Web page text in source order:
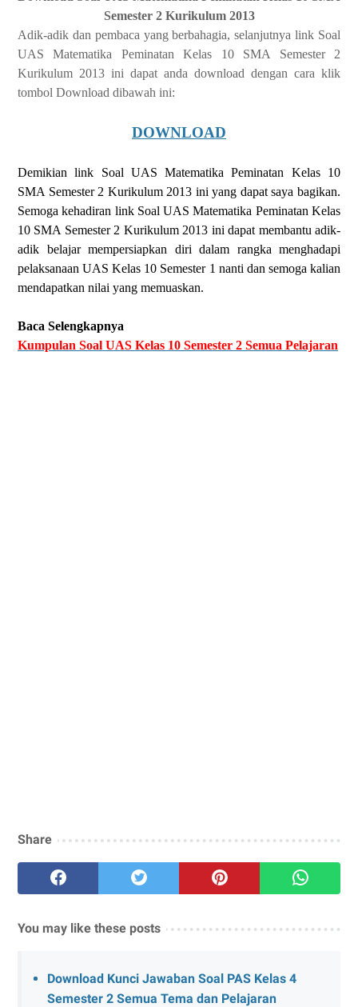
Semester 2 Kurikulum 2013
Adik-adik dan pembaca yang berbahagia, selanjutnya link Soal
UAS Matematika Peminatan Kelas 10 SMA Semester 2
Kurikulum 2013 ini dapat anda download dengan cara klik
tombol Download dibawah ini:
DOWNLOAD
Demikian link Soal UAS Matematika Peminatan Kelas 10
SMA Semester 2 Kurikulum 2013 ini yang dapat saya bagikan.
Semoga kehadiran link Soal UAS Matematika Peminatan Kelas
10 SMA Semester 2 Kurikulum 2013 ini dapat membantu adik-
adik belajar mempersiapkan diri dalam rangka menghadapi
pelaksanaan UAS Kelas 10 Semester 1 nanti dan semoga kalian
mendapatkan nilai yang memuaskan.
Baca Selengkapnya
Kumpulan Soal UAS Kelas 10 Semester 2 Semua Pelajaran
Share
You may like these posts
Download Kunci Jawaban Soal PAS Kelas 4
Semester 2 Semua Tema dan Pelajaran